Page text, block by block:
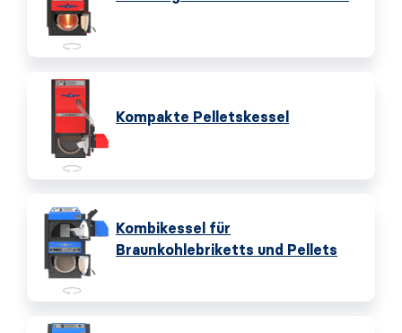
Kompakte Pelletskessel
Kombikessel für
Braunkohlebriketts und Pellets